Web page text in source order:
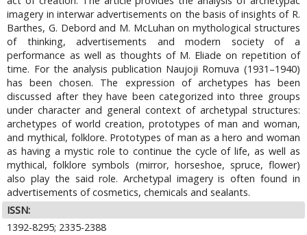
imagery in interwar advertisements on the basis of insights of R.
Barthes, G. Debord and M. McLuhan on mythological structures
of thinking, advertisements and modern society of a
performance as well as thoughts of M. Eliade on repetition of
time. For the analysis publication Naujoji Romuva (1931–1940)
has been chosen. The expression of archetypes has been
discussed after they have been categorized into three groups
under character and general context of archetypal structures:
archetypes of world creation, prototypes of man and woman,
and mythical, folklore. Prototypes of man as a hero and woman
as having a mystic role to continue the cycle of life, as well as
mythical, folklore symbols (mirror, horseshoe, spruce, flower)
also play the said role. Archetypal imagery is often found in
advertisements of cosmetics, chemicals and sealants.
ISSN:
1392-8295; 2335-2388